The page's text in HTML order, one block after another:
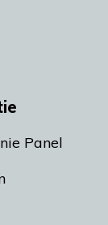
Panel